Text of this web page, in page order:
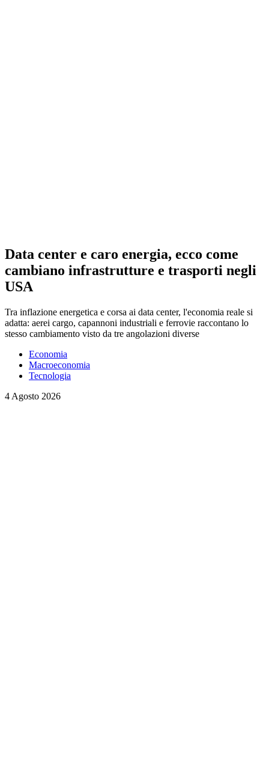
Data center e caro energia, ecco come
cambiano infrastrutture e trasporti negli
USA
Tra inflazione energetica e corsa ai data center, l'economia reale si
adatta: aerei cargo, capannoni industriali e ferrovie raccontano lo
stesso cambiamento visto da tre angolazioni diverse
Economia
Macroeconomia
Tecnologia
4 Agosto 2026